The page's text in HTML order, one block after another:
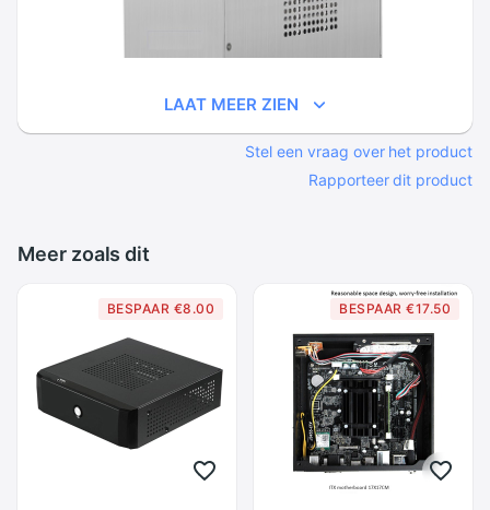
LAAT MEER ZIEN
Stel een vraag over het product
Rapporteer dit product
Meer zoals dit
BESPAAR €8.00 BESPAAR €17.50